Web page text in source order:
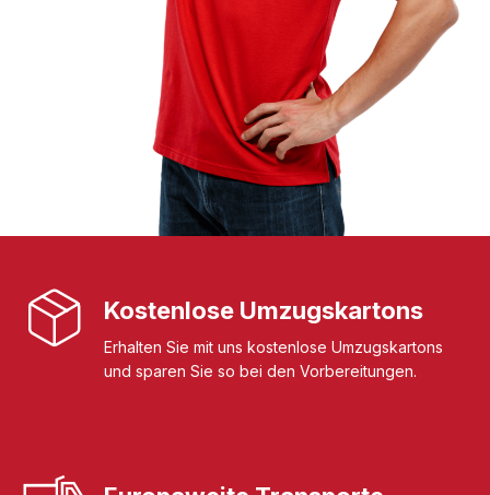
Kostenlose Umzugskartons
Erhalten Sie mit uns kostenlose Umzugskartons
und sparen Sie so bei den Vorbereitungen.